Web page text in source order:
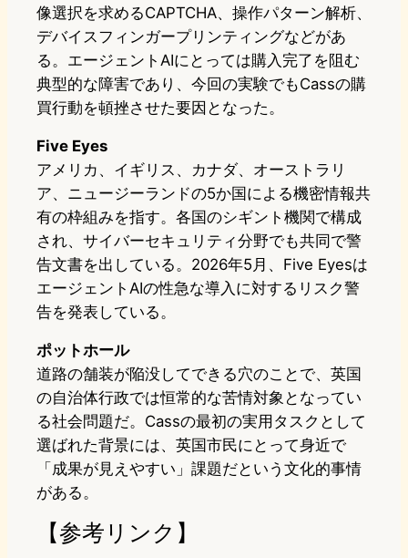
像選択を求めるCAPTCHA、操作パターン解析、
デバイスフィンガープリンティングなどがあ
る。エージェントAIにとっては購入完了を阻む
典型的な障害であり、今回の実験でもCassの購
買行動を頓挫させた要因となった。
Five Eyes
アメリカ、イギリス、カナダ、オーストラリ
ア、ニュージーランドの5か国による機密情報共
有の枠組みを指す。各国のシギント機関で構成
され、サイバーセキュリティ分野でも共同で警
告文書を出している。2026年5月、Five Eyesは
エージェントAIの性急な導入に対するリスク警
告を発表している。
ポットホール
道路の舗装が陥没してできる穴のことで、英国
の自治体行政では恒常的な苦情対象となってい
る社会問題だ。Cassの最初の実用タスクとして
選ばれた背景には、英国市民にとって身近で
「成果が見えやすい」課題だという文化的事情
がある。
【参考リンク】